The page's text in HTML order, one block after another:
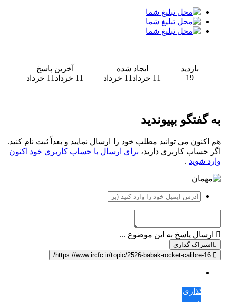
بازدید
19
ایجاد شده
11 خرداد
11 خرداد
آخرین پاسخ
11 خرداد
11 خرداد
به گفتگو بپیوندید
هم اکنون می توانید مطلب خود را ارسال نمایید و بعداً ثبت نام کنید.
اگر حساب کاربری دارید، برای ارسال با حساب کاربری خود اکنون
وارد شوید .
ارسال پاسخ به این موضوع ...
اشتراک گذاری
گذاری